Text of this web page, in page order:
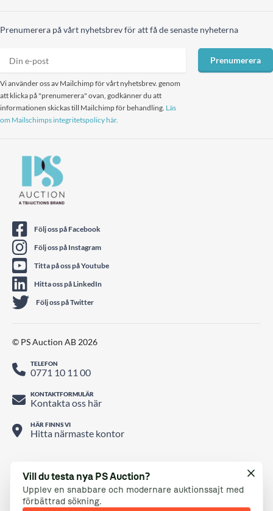
Prenumerera på vårt nyhetsbrev för att få de senaste nyheterna
Vi använder oss av Mailchimp för vårt nyhetsbrev. genom
att klicka på "prenumerera" ovan, godkänner du att
informationen skickas till Mailchimp för behandling. Läs
om Mailschimps integritetspolicy här.
Prenumerera
Vill du testa nya PS Auction?
Upplev en snabbare och modernare auktionssajt med
förbättrad sökning.
Följ oss på Facebook
Följ oss på Instagram
Titta på oss på Youtube
Hitta oss på LinkedIn
Följ oss på Twitter
© PS Auction AB 2026
TELEFON
0771 10 11 00
KONTAKTFORMULÄR
Kontakta oss här
HÄR FINNS VI
Hitta närmaste kontor